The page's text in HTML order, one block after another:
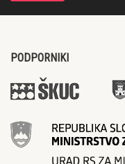
PODPORNIKI